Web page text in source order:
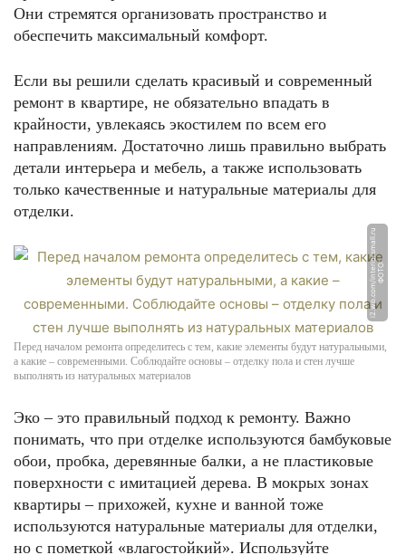
Они стремятся организовать пространство и
обеспечить максимальный комфорт.
Если вы решили сделать красивый и современный
ремонт в квартире, не обязательно впадать в
крайности, увлекаясь экостилем по всем его
направлениям. Достаточно лишь правильно выбрать
детали интерьера и мебель, а также использовать
только качественные и натуральные материалы для
отделки.
Ф
О
Т
О:
i
2.
w
p.
c
o
m
/i
n
t
e
ri
o
r
s
m
all.
r
u
Перед началом ремонта определитесь с тем, какие элементы будут натуральными,
а какие – современными. Соблюдайте основы – отделку пола и стен лучше
выполнять из натуральных материалов
Эко – это правильный подход к ремонту. Важно
понимать, что при отделке используются бамбуковые
обои, пробка, деревянные балки, а не пластиковые
поверхности с имитацией дерева. В мокрых зонах
квартиры – прихожей, кухне и ванной тоже
используются натуральные материалы для отделки,
но с пометкой «влагостойкий». Используйте